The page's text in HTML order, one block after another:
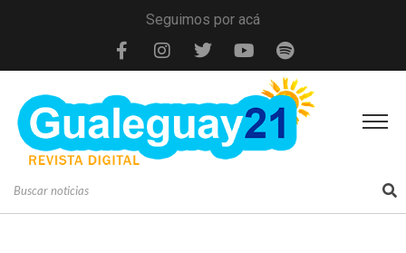
Seguimos por acá